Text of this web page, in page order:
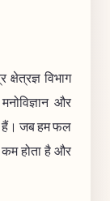
विभाग
और
हैं। जब हम फल
कम होता है और